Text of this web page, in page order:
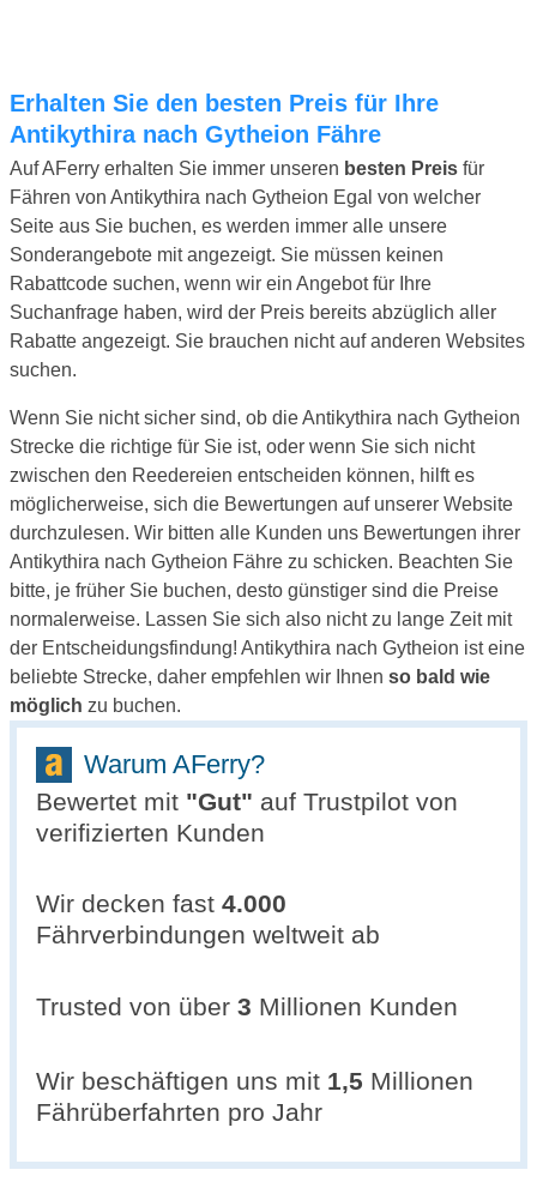
Erhalten Sie den besten Preis für Ihre
Antikythira nach Gytheion Fähre
Auf AFerry erhalten Sie immer unseren besten Preis für
Fähren von Antikythira nach Gytheion Egal von welcher
Seite aus Sie buchen, es werden immer alle unsere
Sonderangebote mit angezeigt. Sie müssen keinen
Rabattcode suchen, wenn wir ein Angebot für Ihre
Suchanfrage haben, wird der Preis bereits abzüglich aller
Rabatte angezeigt. Sie brauchen nicht auf anderen Websites
suchen.
Wenn Sie nicht sicher sind, ob die Antikythira nach Gytheion
Strecke die richtige für Sie ist, oder wenn Sie sich nicht
zwischen den Reedereien entscheiden können, hilft es
möglicherweise, sich die Bewertungen auf unserer Website
durchzulesen. Wir bitten alle Kunden uns Bewertungen ihrer
Antikythira nach Gytheion Fähre zu schicken. Beachten Sie
bitte, je früher Sie buchen, desto günstiger sind die Preise
normalerweise. Lassen Sie sich also nicht zu lange Zeit mit
der Entscheidungsfindung! Antikythira nach Gytheion ist eine
beliebte Strecke, daher empfehlen wir Ihnen so bald wie
möglich zu buchen.
Warum AFerry?
Bewertet mit "Gut" auf Trustpilot von
verifizierten Kunden
Wir decken fast 4.000
Fährverbindungen weltweit ab
Trusted von über 3 Millionen Kunden
Wir beschäftigen uns mit 1,5 Millionen
Fährüberfahrten pro Jahr